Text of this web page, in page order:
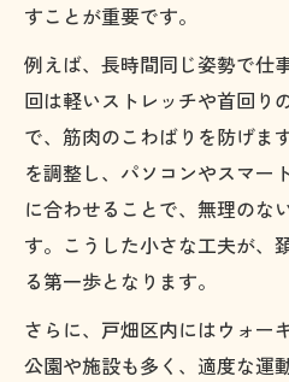
すことが重要です。
例えば、長時間同じ姿勢で仕
回は軽いストレッチや首回り
で、筋肉のこわばりを防げま
を調整し、パソコンやスマー
に合わせることで、無理のな
す。こうした小さな工夫が、
る第一歩となります。
さらに、戸畑区内にはウォー
公園や施設も多く、適度な運